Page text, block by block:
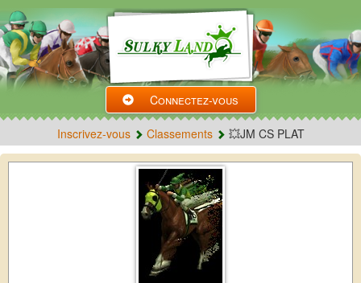
Connectez-vous
Inscrivez-vous Classements 💥JM CS PLAT